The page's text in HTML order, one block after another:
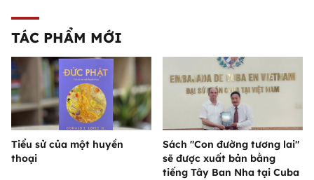
TÁC PHẨM MỚI
Tiểu sử của một huyền
thoại
Sách "Con đường tương lai"
sẽ được xuất bản bằng
tiếng Tây Ban Nha tại Cuba